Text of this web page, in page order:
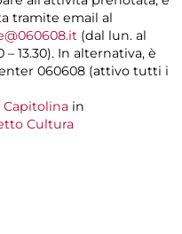
tramite email al
(dal lun. al
– 13.30). In alternativa, è
060608 (attivo tutti i
in
Cultura